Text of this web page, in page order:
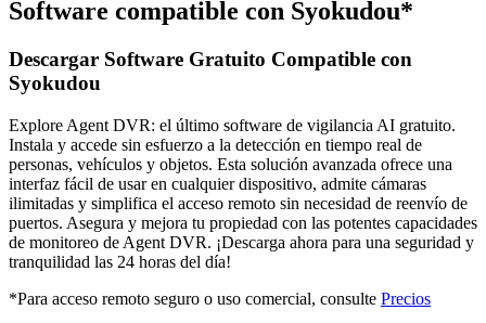
Software compatible con Syokudou*
Descargar Software Gratuito Compatible con
Syokudou
Explore Agent DVR: el último software de vigilancia AI gratuito.
Instala y accede sin esfuerzo a la detección en tiempo real de
personas, vehículos y objetos. Esta solución avanzada ofrece una
interfaz fácil de usar en cualquier dispositivo, admite cámaras
ilimitadas y simplifica el acceso remoto sin necesidad de reenvío de
puertos. Asegura y mejora tu propiedad con las potentes capacidades
de monitoreo de Agent DVR. ¡Descarga ahora para una seguridad y
tranquilidad las 24 horas del día!
*Para acceso remoto seguro o uso comercial, consulte Precios